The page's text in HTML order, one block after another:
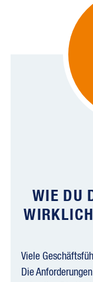
WIE DU
Viele
Die